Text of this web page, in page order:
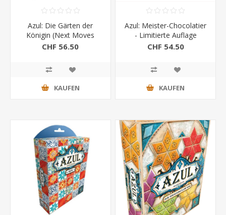
Azul: Die Gärten der
Königin (Next Moves
Games)
CHF 56.50
KAUFEN
Azul: Meister-Chocolatier
- Limitierte Auflage
CHF 54.50
KAUFEN